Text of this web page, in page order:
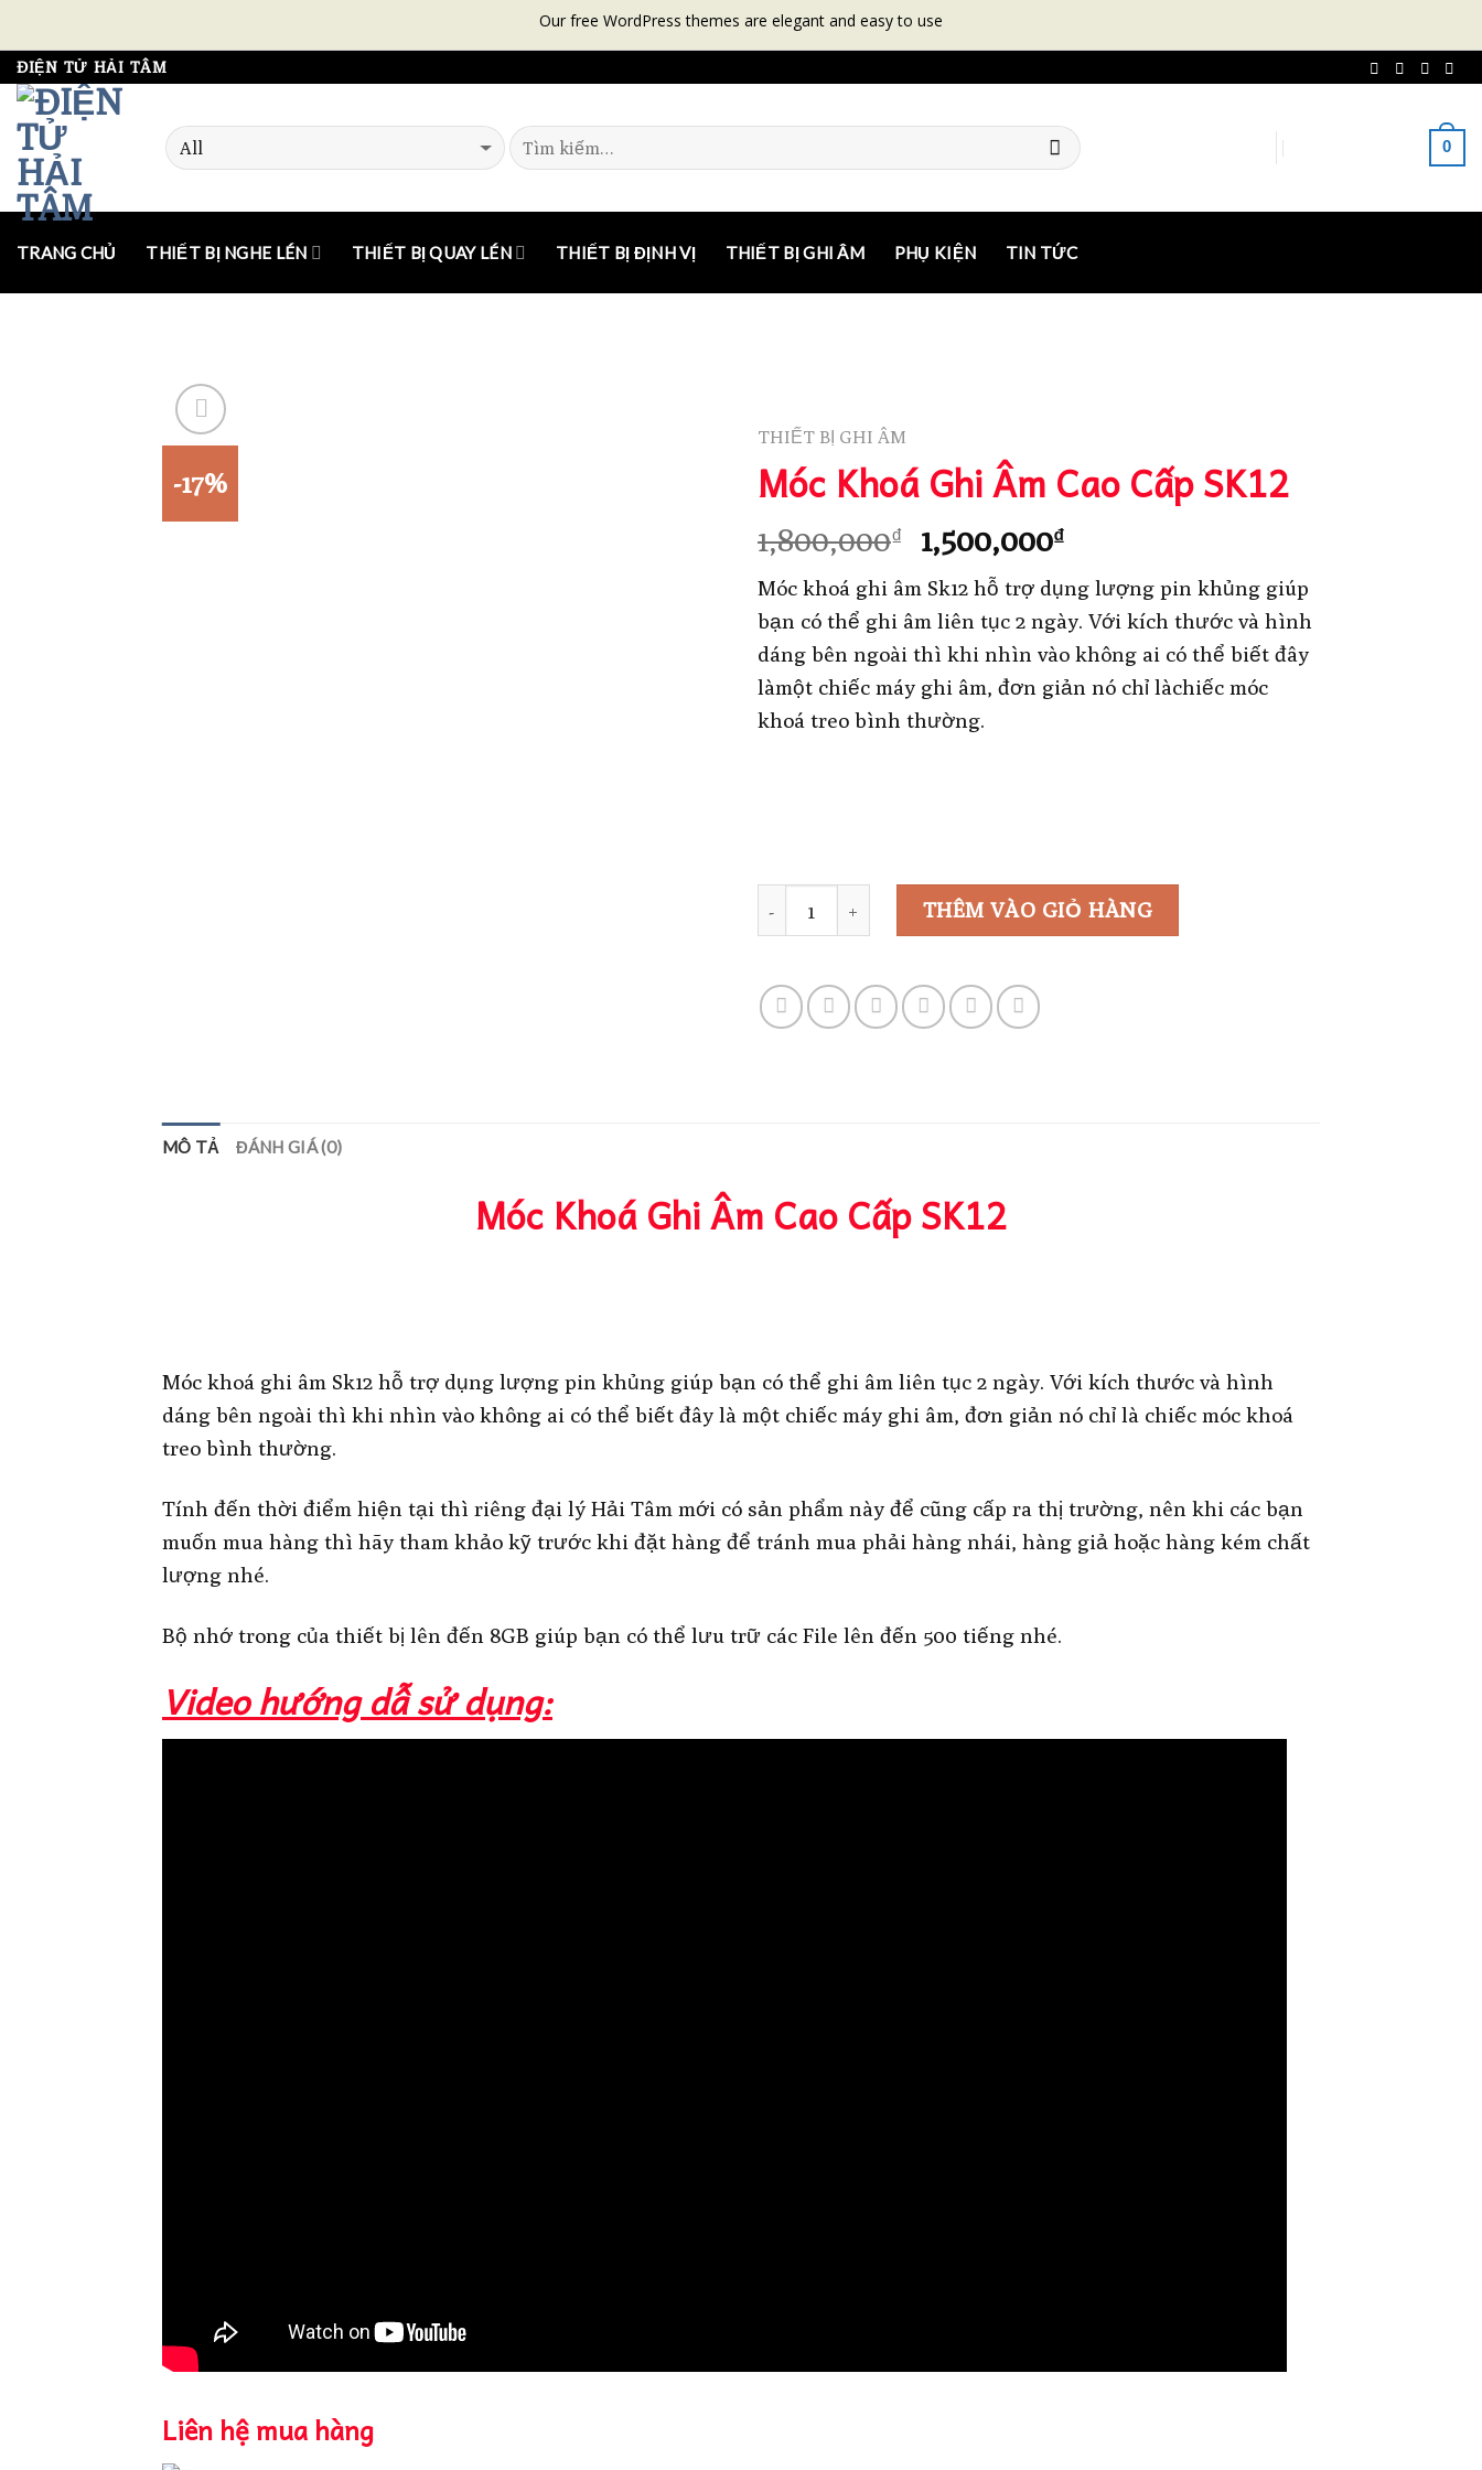
Skip
to
content
ĐIỆN TỬ HẢI TÂM
0
TRANG CHỦ THIẾT BỊ NGHE LÉN THIẾT BỊ QUAY LÉN THIẾT BỊ ĐỊNH VỊ THIẾT BỊ GHI ÂM PHỤ KIỆN TIN TỨC
-17%
THIẾT BỊ GHI ÂM
Móc Khoá Ghi Âm Cao Cấp SK12
1,800,000₫
Giá
gốc
là:
1,800,000₫.
1,500,000₫Giá
tại
là:
1,500,000₫.
Móc khoá ghi âm Sk12 hỗ trợ dụng lượng pin khủng giúp
bạn có thể ghi âm liên tục 2 ngày. Với kích thước và hình
dáng bên ngoài thì khi nhìn vào không ai có thể biết đây
làmột chiếc máy ghi âm, đơn giản nó chỉ làchiếc móc
khoá treo bình thường.
THÊM VÀO GIỎ HÀNG
MÔ TẢ ĐÁNH GIÁ (0)
Móc Khoá Ghi Âm Cao Cấp SK12
Móc khoá ghi âm Sk12 hỗ trợ dụng lượng pin khủng giúp bạn có thể ghi âm liên tục 2 ngày. Với kích thước và hình
dáng bên ngoài thì khi nhìn vào không ai có thể biết đây là một chiếc máy ghi âm, đơn giản nó chỉ là chiếc móc khoá
treo bình thường.
Tính đến thời điểm hiện tại thì riêng đại lý Hải Tâm mới có sản phẩm này để cũng cấp ra thị trường, nên khi các bạn
muốn mua hàng thì hãy tham khảo kỹ trước khi đặt hàng để tránh mua phải hàng nhái, hàng giả hoặc hàng kém chất
lượng nhé.
Bộ nhớ trong của thiết bị lên đến 8GB giúp bạn có thể lưu trữ các File lên đến 500 tiếng nhé.
Video hướng dẫ sử dụng:
Liên hệ mua hàng
Our free WordPress themes are elegant and easy to use